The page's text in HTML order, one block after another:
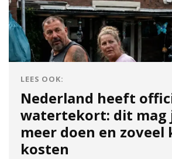
LEES OOK:
Nederland heeft
watertekort: dit mag
meer doen en zoveel
kosten